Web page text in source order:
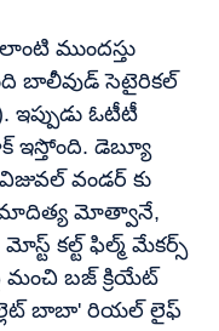
ముందస్తు
బాలీవుడ్ సెటైరికల్
ఇప్పుడు ఓటీటీ
ఇస్తోంది. డెబ్యూ
వండర్ కు
మోత్వానే,
కల్ట్ ఫిల్మ్ మేకర్స్
మంచి బజ్ క్రియేట్
బాబా' రియల్ లైఫ్